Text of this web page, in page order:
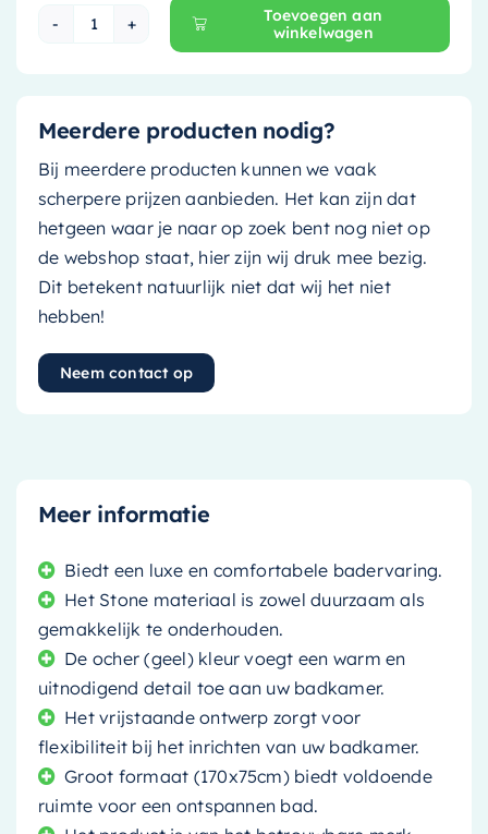
Mondiaz Vrijstaand bad Stone - 170x75cm -
Toevoegen aan
winkelwagen
Meerdere producten nodig?
Bij meerdere producten kunnen we vaak
scherpere prijzen aanbieden. Het kan zijn dat
hetgeen waar je naar op zoek bent nog niet op
de webshop staat, hier zijn wij druk mee bezig.
Dit betekent natuurlijk niet dat wij het niet
hebben!
Neem contact op
Meer informatie
Biedt een luxe en comfortabele badervaring.
Het Stone materiaal is zowel duurzaam als
gemakkelijk te onderhouden.
De ocher (geel) kleur voegt een warm en
uitnodigend detail toe aan uw badkamer.
Het vrijstaande ontwerp zorgt voor
flexibiliteit bij het inrichten van uw badkamer.
Groot formaat (170x75cm) biedt voldoende
ruimte voor een ontspannen bad.